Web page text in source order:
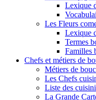
Lexique
Les Fleurs
Lexique
Termes
Familles
Chefs et métiers de
Métiers de
Les Chefs
Liste des
La Grande